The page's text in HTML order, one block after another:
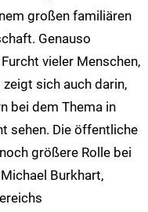
großen familiären
Genauso
vieler Menschen,
sich auch darin,
bei dem Thema in
sehen. Die öffentliche
größere Rolle bei
Burkhart,